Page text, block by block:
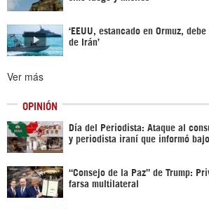
‘EEUU, estancado en Ormuz,
de Irán’
Ver más
OPINIÓN
Día del Periodista: Ataque al
y periodista iraní que informó
“Consejo de la Paz” de Trump:
farsa multilateral